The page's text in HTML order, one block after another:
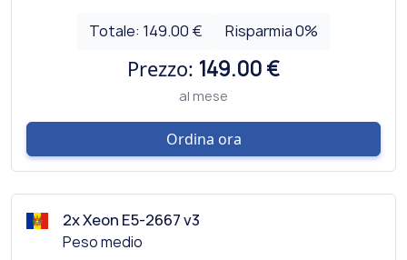
Totale: 149.00 € Risparmia0%
Prezzo: 149.00 €
al mese
Ordina ora
2x Xeon E5-2667 v3
Peso medio